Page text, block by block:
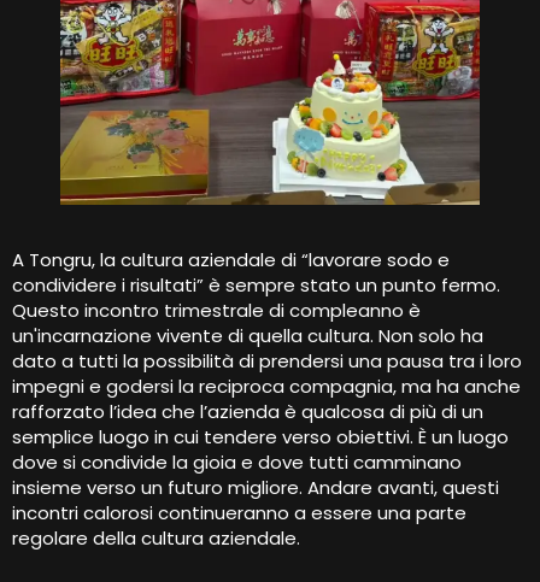
A Tongru, la cultura aziendale di “lavorare sodo e
condividere i risultati” è sempre stato un punto fermo.
Questo incontro trimestrale di compleanno è
un'incarnazione vivente di quella cultura. Non solo ha
dato a tutti la possibilità di prendersi una pausa tra i loro
impegni e godersi la reciproca compagnia, ma ha anche
rafforzato l’idea che l’azienda è qualcosa di più di un
semplice luogo in cui tendere verso obiettivi. È un luogo
dove si condivide la gioia e dove tutti camminano
insieme verso un futuro migliore. Andare avanti, questi
incontri calorosi continueranno a essere una parte
regolare della cultura aziendale.